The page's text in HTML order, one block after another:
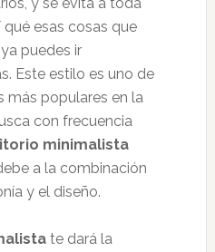
esas cosas que
puedes ir
Este estilo es uno de
más populares en la
con frecuencia
minimalista
a la combinación
y el diseño.
te dará la